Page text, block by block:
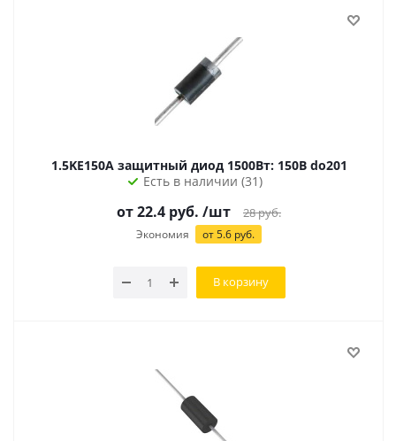
1.5KE150A защитный диод 1500Вт: 150В do201
Есть в наличии (31)
от 22.4 руб. /шт 28руб.
Экономия от 5.6 руб.
В корзину